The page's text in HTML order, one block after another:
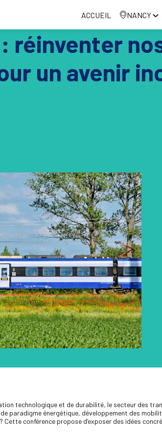
ACCUEIL NANCY
réinventer
un avenir
technologique et de durabilité, le secteur des
paradigme énergétique, développement des
conférence propose d’exposer des idées